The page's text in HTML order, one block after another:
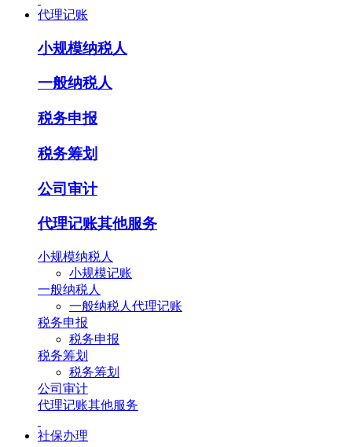
代理记账
小规模纳税人
一般纳税人
税务申报
税务筹划
公司审计
代理记账其他服务
小规模纳税人
小规模记账
一般纳税人
一般纳税人代理记账
税务申报
税务申报
税务筹划
税务筹划
公司审计
代理记账其他服务
社保办理